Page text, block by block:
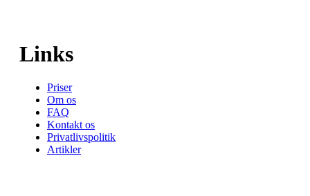
Links
Priser
Om os
FAQ
Kontakt os
Privatlivspolitik
Artikler